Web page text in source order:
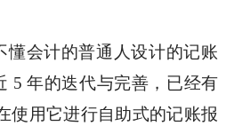
懂会计的普通人设计的记账
5 年的迭代与完善，已经有
使用它进行自助式的记账报